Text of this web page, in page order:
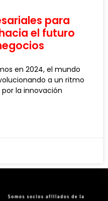
para
el futuro
en 2024, el mundo
a un ritmo
la innovación